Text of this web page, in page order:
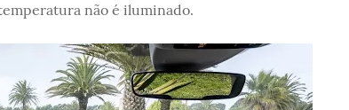
não é iluminado.